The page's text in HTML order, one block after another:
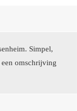
Simpel,
omschrijving